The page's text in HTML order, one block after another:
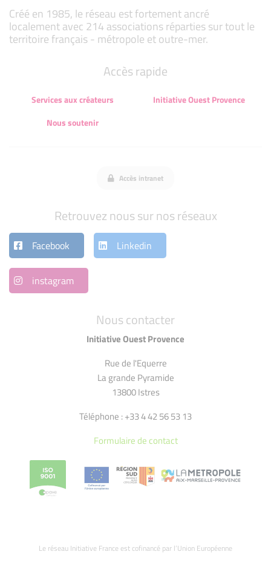
Créé en 1985, le réseau est fortement ancré
localement avec 214 associations réparties sur tout le
territoire français - métropole et outre-mer.
Nous contacter
Initiative Ouest Provence
Rue de l'Equerre
La grande Pyramide
13800 Istres
Téléphone : +33 4 42 56 53 13
Formulaire de contact
Le réseau Initiative France est cofinancé par l’Union Européenne
Accès rapide
Services aux créateurs
Initiative Ouest Provence
Nous soutenir
Accès intranet
Retrouvez nous sur nos réseaux
Facebook Linkedin
instagram